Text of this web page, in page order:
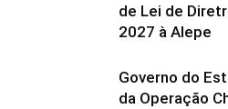
de Lei de
2027 à Alepe
Governo do
da Operação